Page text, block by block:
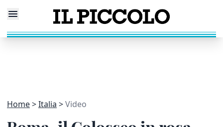
Home Italia Video